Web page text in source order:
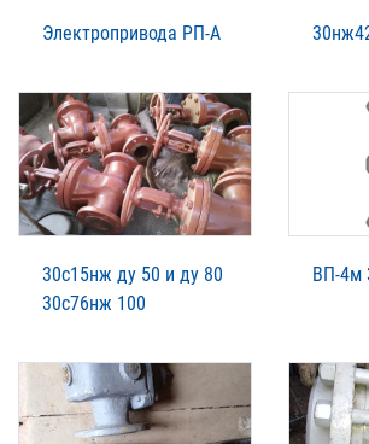
Электропривода РП-А
30с15нж ду 50 и ду 80
30с76нж 100
ВП-4м